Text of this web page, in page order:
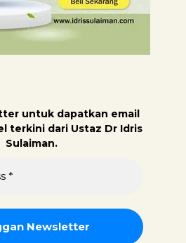
untuk dapatkan email
terkini dari Ustaz Dr Idris
Sulaiman.